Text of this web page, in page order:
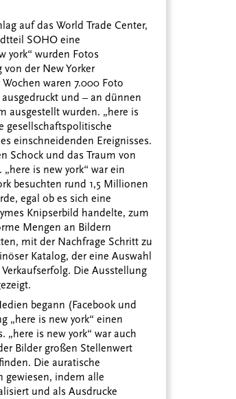
auf das World Trade Center,
SOHO eine
york“ wurden Fotos
der New Yorker
waren 7.000 Foto
und – an dünnen
ausgestellt wurden. „here is
gesellschaftspolitische
einschneidenden Ereignisses.
Schock und das Traum von
is new york“ war ein
besuchten rund 1,5 Millionen
egal ob es sich eine
Knipserbild handelte, zum
Mengen an Bildern
mit der Nachfrage Schritt zu
Katalog, der eine Auswahl
Die Ausstellung
begann (Facebook und
„here is new york“ einen
is new york“ war auch
Bilder großen Stellenwert
Die auratische
gewiesen, indem alle
und als Ausdrucke